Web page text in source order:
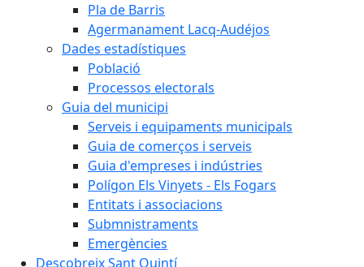
Pla de Barris
Agermanament Lacq-Audéjos
Dades estadístiques
Població
Processos electorals
Guia del municipi
Serveis i equipaments municipals
Guia de comerços i serveis
Guia d'empreses i indústries
Polígon Els Vinyets - Els Fogars
Entitats i associacions
Submnistraments
Emergències
Descobreix Sant Quintí